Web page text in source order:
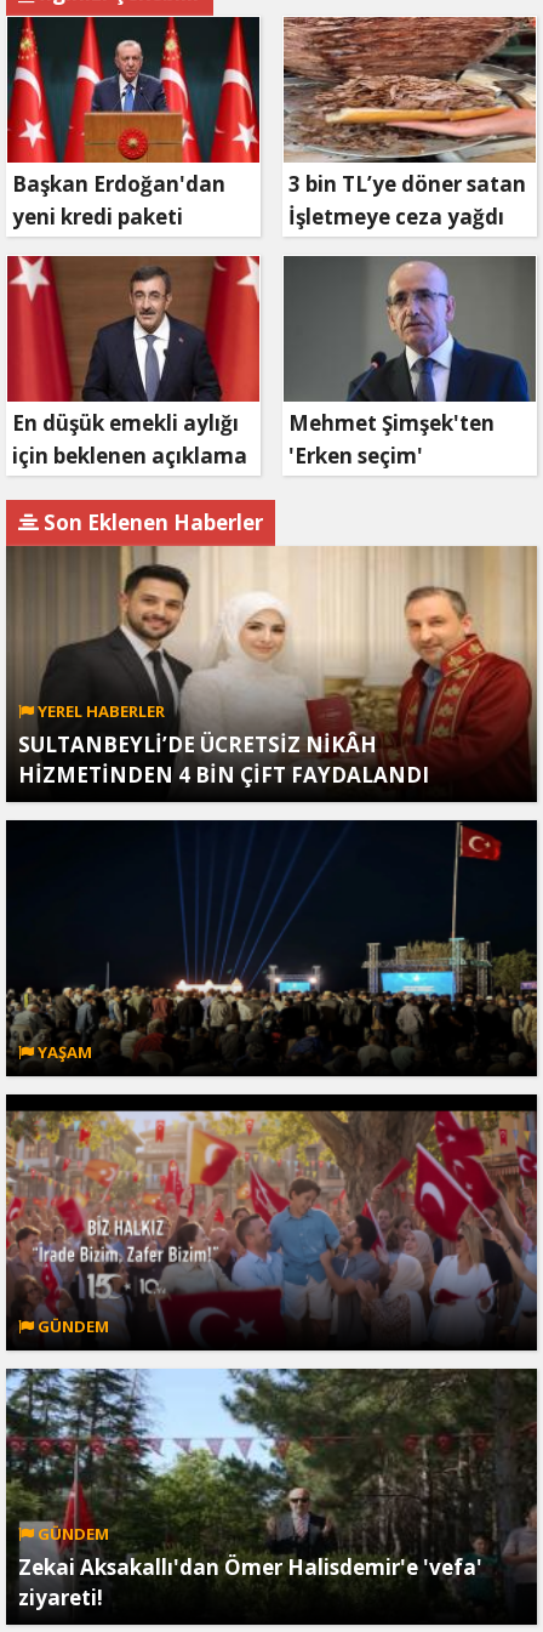
Başkan Erdoğan'dan
yeni kredi paketi
müjdesi: 6 ay geri
ödemesiz, 36 ay vadeli
3 bin TL’ye döner satan
İşletmeye ceza yağdı
En düşük emekli aylığı
için beklenen açıklama
Mehmet Şimşek'ten
'Erken seçim'
Son Eklenen Haberler
YEREL HABERLER
SULTANBEYLİ’DE ÜCRETSİZ NİKÂH
HİZMETİNDEN 4 BİN ÇİFT FAYDALANDI
YAŞAM
GÜNDEM
GÜNDEM
Zekai Aksakallı'dan Ömer Halisdemir'e 'vefa'
ziyareti!